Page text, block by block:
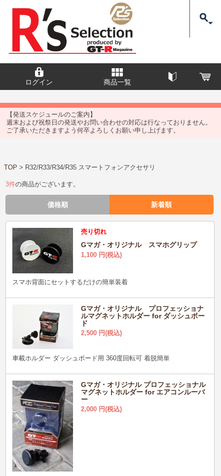
ログイン 商品一覧
【発送スケジュールのご案内】
週末および祝祭日の発送やお問い合わせの対応は行なっておりません。
ご了承いただきますよう何卒よろしくお願い申し上げます。
TOP > R32/R33/R34/R35 スマートフォンアクセサリ
3件の商品がございます。
価格順 新着順
売り切れ
Gマガ・オリジナル スマホグリップ
1,100 円(税込)
スマホ背面にセットするだけの簡単装着
Gマガ・オリジナル プロフェッショナ
ルマグネットホルダー for ダッシュボー
ド
2,500 円(税込)
車載ホルダー ダッシュボード用 360度回転可 着脱簡単
Gマガ・オリジナル プロフェッショナル
マグネットホルダー for エアコンルーバ
ー
2,000 円(税込)